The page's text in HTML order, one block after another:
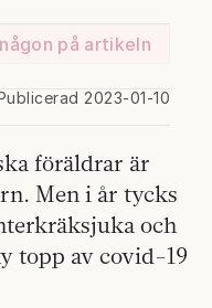
på artikeln
2023-01-10
föräldrar är
Men i år tycks
och
topp av covid-19